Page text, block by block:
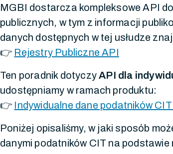
MGBI dostarcza kompleksowe API
publicznych, w tym z informacji
danych dostępnych w tej usłudze
👉 Rejestry Publiczne API
Ten poradnik dotyczyAPI dla
udostępniamy w ramach produktu:
👉 Indywidualne dane podatników
Poniżej opisaliśmy, w jaki sposób
danymi podatników CIT na